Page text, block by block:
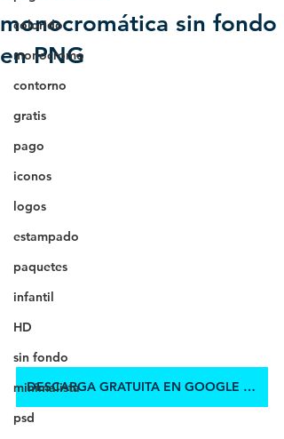
colorido
monocromo
contorno
gratis
pago
iconos
logos
estampado
paquetes
infantil
HD
sin fondo
minimalista
psd
monocromática sin fondo
en PNG
DESCARGA GRATUITA EN GOOGLE DRIVE